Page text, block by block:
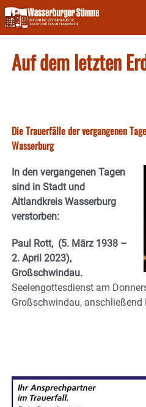
Skip
to
content
Auf dem letzten
Die Trauerfälle der vergangenen
Wasserburg
In den vergangenen Tagen
sind in Stadt und
Altlandkreis Wasserburg
verstorben:
Paul Rott, (5. März 1938 –
2. April 2023),
Großschwindau.
Seelengottesdienst am
Großschwindau, anschließend